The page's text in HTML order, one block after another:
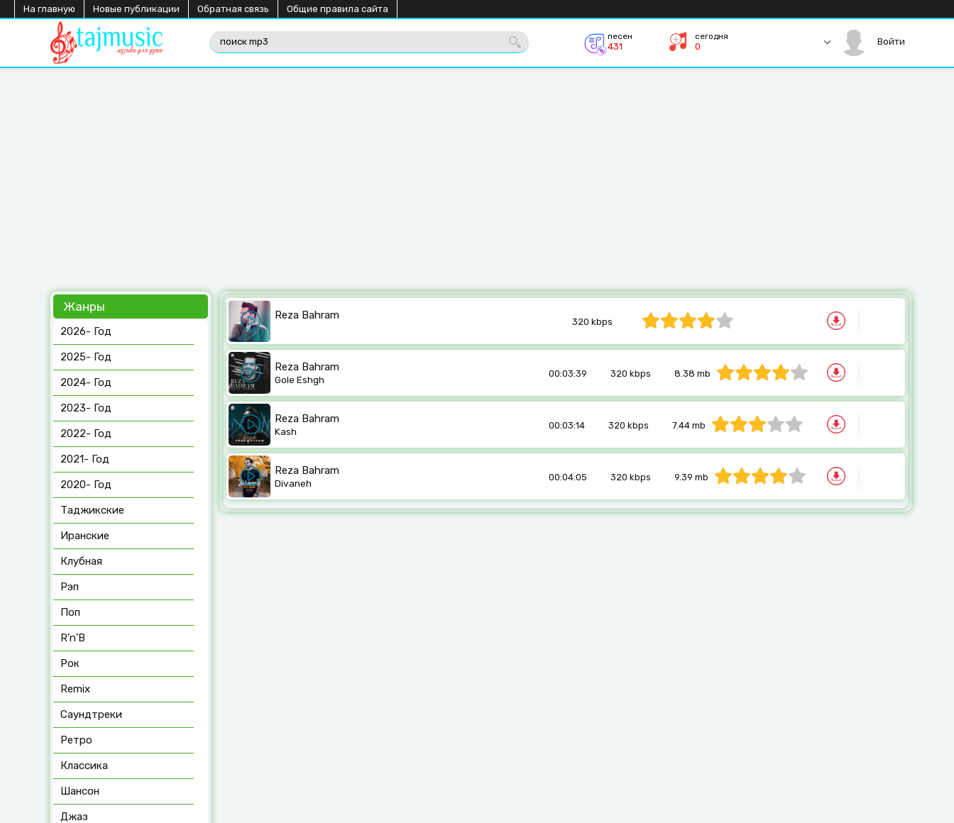
На главную Новые публикации Обратная связь Общие правила сайта
песен
431
сегодня
0 Войти
Reza Bahram
320 kbps
Reza Bahram
Gole Eshgh
00:03:39 320 kbps 8.38 mb
Reza Bahram
Kash
00:03:14 320 kbps 7.44 mb
Reza Bahram
Divaneh
00:04:05 320 kbps 9.39 mb
Жанры
2026- Год
2025- Год
2024- Год
2023- Год
2022- Год
2021- Год
2020- Год
Таджикские
Иранские
Клубная
Рэп
Поп
R’n’B
Рок
Remix
Саундтреки
Ретро
Классика
Шансон
Джаз